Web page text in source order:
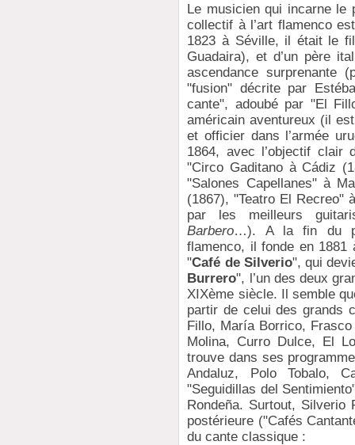
Le musicien qui incarne le
collectif à l’art flamenco
1823 à Séville, il était le
Guadaira), et d’un père
ascendance
"fusion" décrite par
cante", adoubé par "El
américain aventureux (il
et officier dans l’armée
1864, avec l’objectif clair
"Circo Gaditano à Cádiz
"Salones Capellanes" à
(1867), "Teatro El Recreo"
par les meilleurs
Barbero…). A la fin du
flamenco, il fonde en 1881
"Café de Silverio", qui
Burrero", l’un des deux
XIXème siècle. Il semble
partir de celui des grands
Fillo, María Borrico,
Molina, Curro Dulce, El
trouve dans ses
Andaluz, Polo Tobalo,
"Seguidillas del
Rondeña. Surtout,
postérieure ("Cafés
du cante classique :